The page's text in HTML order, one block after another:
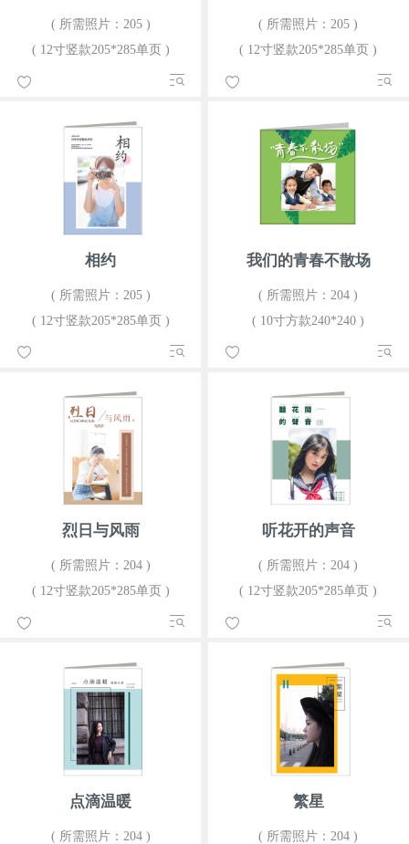
( 所需照片：205 )
( 12寸竖款205*285单页 )
( 所需照片：205 )
( 12寸竖款205*285单页 )
相约
( 所需照片：205 )
( 12寸竖款205*285单页 )
我们的青春不散场
( 所需照片：204 )
( 10寸方款240*240 )
烈日与风雨
( 所需照片：204 )
( 12寸竖款205*285单页 )
听花开的声音
( 所需照片：204 )
( 12寸竖款205*285单页 )
点滴温暖
( 所需照片：204 )
繁星
( 所需照片：204 )